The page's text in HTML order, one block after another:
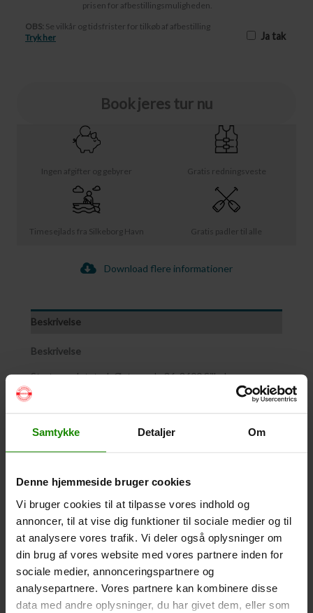
Samtykke Detaljer Om
Denne hjemmeside bruger cookies
Vi bruger cookies til at tilpasse vores indhold og
annoncer, til at vise dig funktioner til sociale medier og til
at analysere vores trafik. Vi deler også oplysninger om
din brug af vores website med vores partnere inden for
sociale medier, annonceringspartnere og
analysepartnere. Vores partnere kan kombinere disse
data med andre oplysninger, du har givet dem, eller som
Ingen afgifter og gebyrer Gratis redningsveste
Timesejlads fra Silkeborg Havn Gratis padler til alle
Download flere informationer
Beskrivelse
Beskrivelse
Start- og slutsted: Østergade 36, 8600 Silkeborg
Hvornår kan vi sejle?
Sejlads med Whaly-Motorbåd følger vores normale
åbningstider, fra 1. maj til 30. september.
Når I booker en Whaly-Motorbåd, har vi brug for at vide
bruge, hvor mange *timer I skal sejle og hvornår I vil
afsted.
Hvor langt kan vi sejle?
Man kan nå rigtig langt på kort tid, og vi har her givet et
par forslag til hvor I kan sejle hen og hvor længe det tager,
inden I er retur til Silkeborg Havn igen:
prisen for afbestillingsmuligheden.
OBS: Se vilkår og tidsfrister for tilkøb af afbestilling
Tryk her
Ja tak
Book jeres tur nu